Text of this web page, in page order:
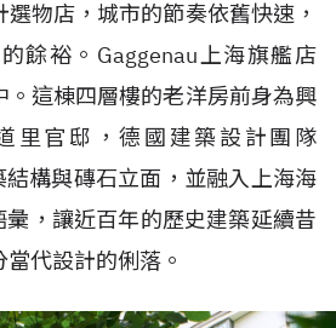
物店，城市的節奏依舊快速，
餘裕。Gaggenau上海旗艦店
。這棟四層樓的老洋房前身為興
里官邸，德國建築設計團隊
構與磚石立面，並融入上海海
，讓近百年的歷史建築延續昔
代設計的俐落。